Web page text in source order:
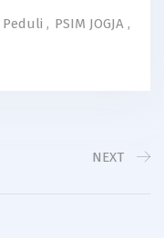
, PSIM JOGJA ,
NEXT